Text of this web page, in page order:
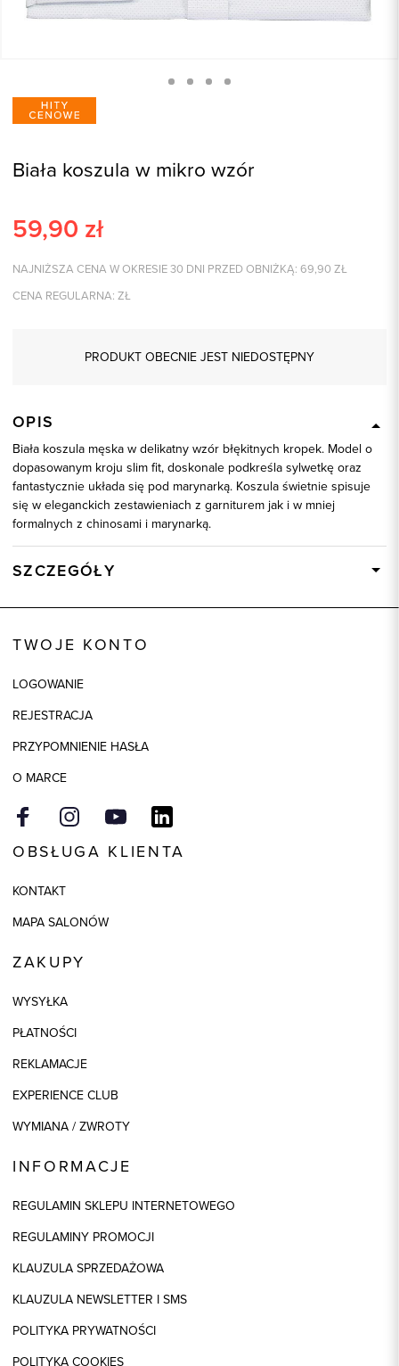
Biała koszula w mikro wzór
59,90 zł
NAJNIŻSZA CENA W OKRESIE 30 DNI PRZED OBNIŻKĄ: 69,90 ZŁ
CENA REGULARNA: ZŁ
PRODUKT OBECNIE JEST NIEDOSTĘPNY
OPIS
Biała koszula męska w delikatny wzór błękitnych kropek. Model o
dopasowanym kroju slim fit, doskonale podkreśla sylwetkę oraz
fantastycznie układa się pod marynarką. Koszula świetnie spisuje
się w eleganckich zestawieniach z garniturem jak i w mniej
formalnych z chinosami i marynarką.
SZCZEGÓŁY
Kolor
Model
TWOJE KONTO
LOGOWANIE
REJESTRACJA
PRZYPOMNIENIE HASŁA
O MARCE
OBSŁUGA KLIENTA
KONTAKT
MAPA SALONÓW
ZAKUPY
WYSYŁKA
PŁATNOŚCI
REKLAMACJE
EXPERIENCE CLUB
WYMIANA / ZWROTY
INFORMACJE
REGULAMIN SKLEPU INTERNETOWEGO
REGULAMINY PROMOCJI
KLAUZULA SPRZEDAŻOWA
KLAUZULA NEWSLETTER I SMS
POLITYKA PRYWATNOŚCI
POLITYKA COOKIES